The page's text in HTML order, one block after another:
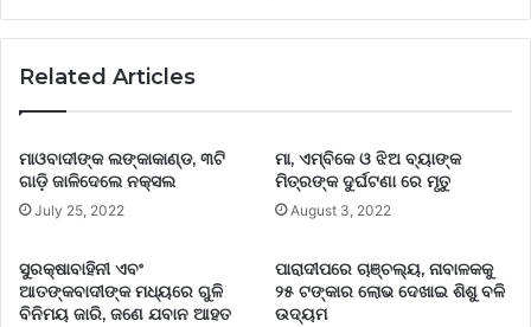
Related Articles
ମାଓବାଦୀଙ୍କ ଲଙ୍କାକାଣ୍ଡ, ୩ଟି
ଗାଡ଼ି ଜାଳିଦେଲେ ନକ୍ସଲ
July 25, 2022
ମା, ଏମ୍ବିକେ ଓ ଝିଅ ବ୍ୟାଙ୍କ
ମିତ୍ରଙ୍କ ଦୁର୍ଘଟଣା ରେ ମୃତୁ
August 3, 2022
ସୁରକ୍ଷାବାହିନୀ ଏବଂ
ଆତଙ୍କବାଦୀଙ୍କ ମଧ୍ୟରେ ଗୁଳି
ବିନିମୟ ଜାରି, ଜଣେ ଯବାନ ଆହତ
ପାରାଦୀପରେ ଚାଞ୍ଚଲ୍ୟ, ନାବାଳକକୁ
୨୫ ଟଙ୍କାର ଲୋଭ ଦେଖାଇ ଶିଶୁ ବଳି
ଉଦ୍ୟମ